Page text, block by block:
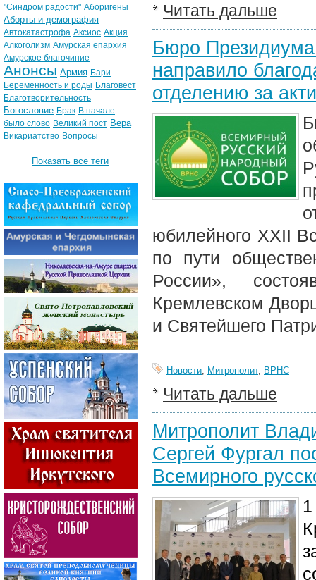
Читать дальше
Бюро
направило
отделению за
юбилейного XXII
по пути
России»,
Кремлевском
и Святейшего
Новости, Митрополит, ВРНС
Читать дальше
Митрополит
Сергей Фургал
Всемирного
"Синдром радости" Аборигены
Аборты и демография
Автокатастрофа Аксиос Акция
Алкоголизм Амурская епархия
Амурское благочиние
Анонсы Армия Бари
Беременность и роды Благовест
Благотворительность
Богословие Брак В начале
было слово Великий пост Вера
Викариатство Вопросы
Показать все теги